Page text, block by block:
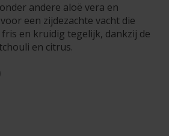
andere aloë vera en
een zijdezachte vacht die
en kruidig tegelijk, dankzij de
en citrus.
product is